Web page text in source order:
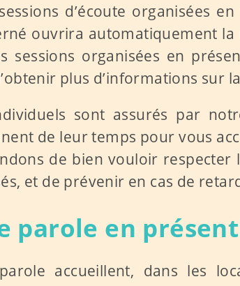
d’écoute organisées
ouvrira automatiquement
sessions organisées en
plus d’informations sur
sont assurés par
de leur temps pour vous
de bien vouloir respecter
et de prévenir en cas de
parole en
accueillent, dans les